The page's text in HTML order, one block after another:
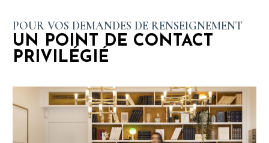
POUR VOS DEMANDES DE RENSEIGNEMENT
UN POINT DE CONTACT
PRIVILÉGIÉ